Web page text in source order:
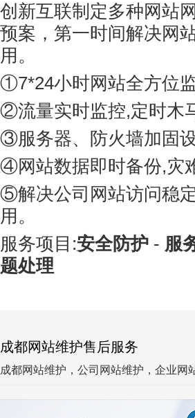
创新互联制定多种网站
预案，第一时间解决网
用。
①7*24小时网站全方位
②流量实时监控,定时木
③服务器、防火墙加固
④网站数据即时备份,灾
⑤解决公司网站访问稳
用。
服务项目:安全防护 - 服
题处理
成都网站维护售后服务
成都网站维护，公司网站维护，企业网